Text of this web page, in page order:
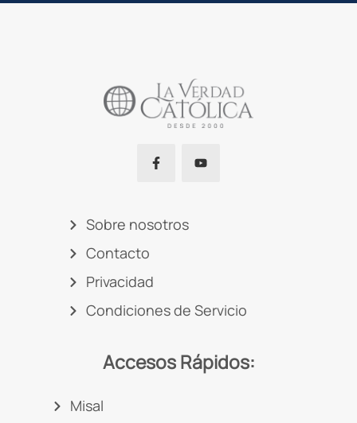
Sobre nosotros
Contacto
Privacidad
Condiciones de Servicio
Accesos Rápidos:
Misal